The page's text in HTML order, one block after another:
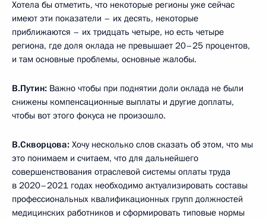
Хотела бы отметить, что некоторые регионы уже сейчас
имеют эти показатели – их десять, некоторые
приближаются – их тридцать четыре, но есть четыре
региона, где доля оклада не превышает 20–25 процентов,
и там основные проблемы, основные жалобы.
В.Путин: Важно чтобы при поднятии доли оклада не были
снижены компенсационные выплаты и другие доплаты,
чтобы вот этого фокуса не произошло.
В.Скворцова: Хочу несколько слов сказать об этом, что мы
это понимаем и считаем, что для дальнейшего
совершенствования отраслевой системы оплаты труда
в 2020–2021 годах необходимо актуализировать составы
профессиональных квалификационных групп должностей
медицинских работников и сформировать типовые нормы